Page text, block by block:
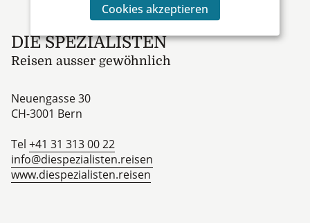
DIE SPEZIALISTEN
Reisen ausser gewöhnlich
Neuengasse 30
CH-3001 Bern
Tel +41 31 313 00 22
info@diespezialisten.reisen
www.diespezialisten.reisen
Cookies akzeptieren